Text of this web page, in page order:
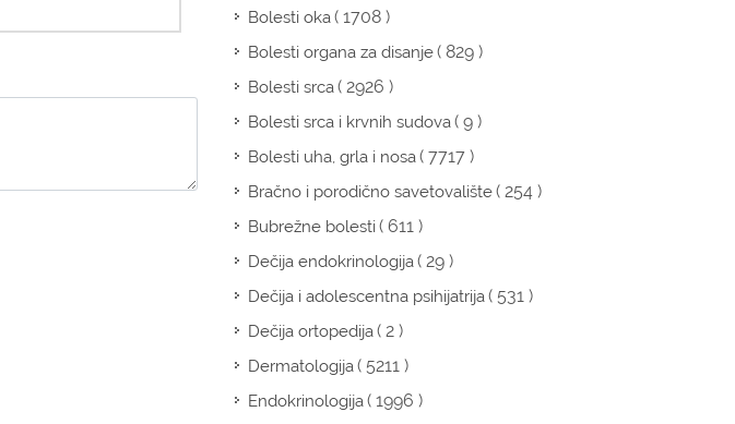
Bolesti oka( 1708 )
Bolesti organa za disanje( 829 )
Bolesti srca( 2926 )
Bolesti srca i krvnih sudova( 9 )
Bolesti uha, grla i nosa( 7717 )
Bračno i porodično savetovalište( 254 )
Bubrežne bolesti( 611 )
Dečija endokrinologija( 29 )
Dečija i adolescentna psihijatrija( 531 )
Dečija ortopedija( 2 )
Dermatologija( 5211 )
Endokrinologija( 1996 )